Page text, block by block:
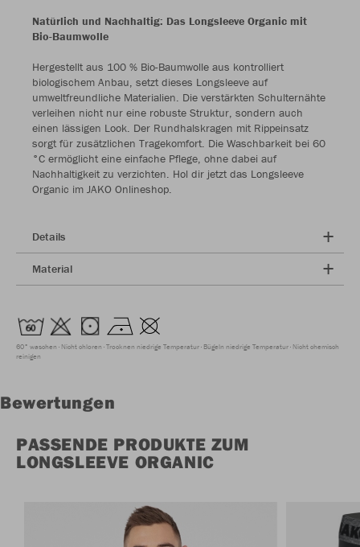
Natürlich und Nachhaltig: Das Longsleeve Organic mit
Bio-Baumwolle
Hergestellt aus 100 % Bio-Baumwolle aus kontrolliert
biologischem Anbau, setzt dieses Longsleeve auf
umweltfreundliche Materialien. Die verstärkten Schulternähte
verleihen nicht nur eine robuste Struktur, sondern auch
einen lässigen Look. Der Rundhalskragen mit Rippeinsatz
sorgt für zusätzlichen Tragekomfort. Die Waschbarkeit bei 60
°C ermöglicht eine einfache Pflege, ohne dabei auf
Nachhaltigkeit zu verzichten. Hol dir jetzt das Longsleeve
Organic im JAKO Onlineshop.
Details
Material
60° waschen Nicht chloren Trocknen niedrige Temperatur Bügeln niedrige Temperatur Nicht chemisch
reinigen
Bewertungen
PASSENDE PRODUKTE ZUM
LONGSLEEVE ORGANIC